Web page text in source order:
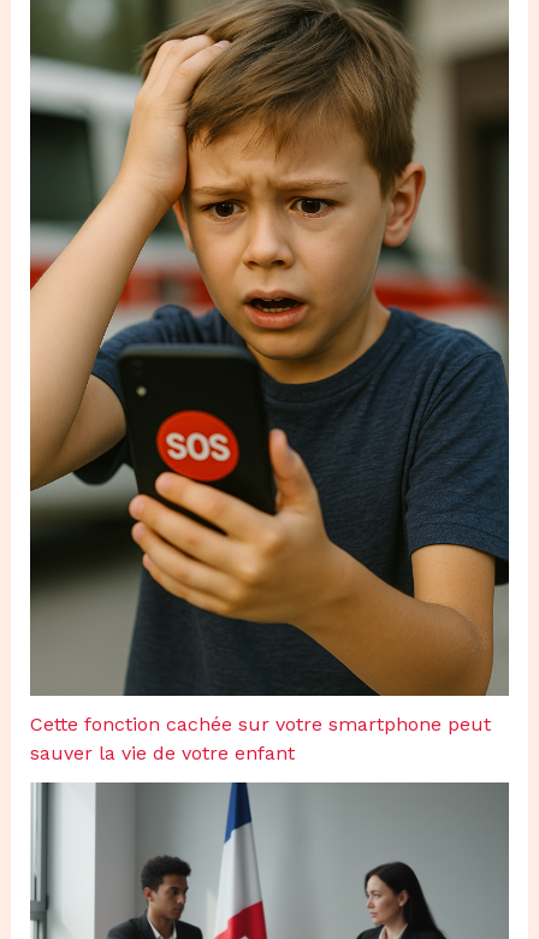
Cette fonction cachée sur votre smartphone peut
sauver la vie de votre enfant